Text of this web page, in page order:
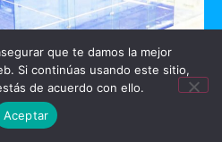
que te damos la mejor
Si continúas usando este sitio,
de acuerdo con ello.
Aceptar